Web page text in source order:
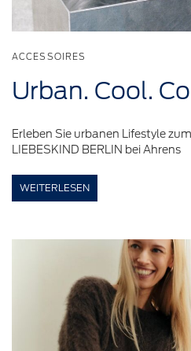
ACCESSOIRES
Urban. Cool.
Erleben Sie urbanen Lifestyle
LIEBESKIND BERLIN bei Ahrens
WEITERLESEN